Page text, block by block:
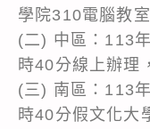
學院310電腦教
(二) 中區：113
時40分線上辦理
(三) 南區：113
時40分假文化大